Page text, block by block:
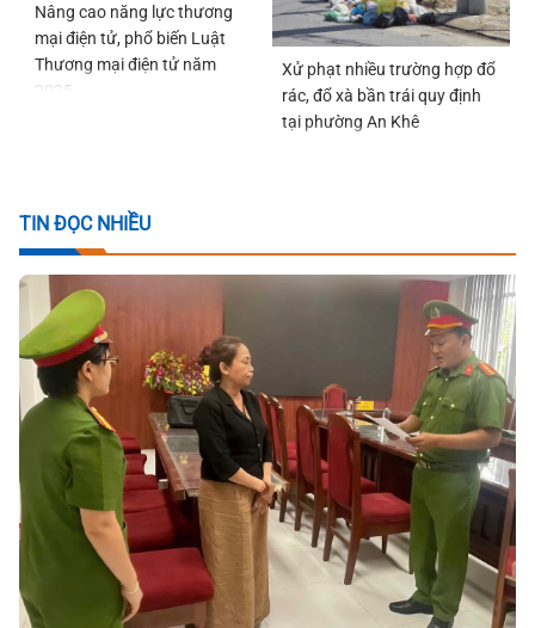
Nâng cao năng lực thương
mại điện tử, phổ biến Luật
Thương mại điện tử năm
2025
Xử phạt nhiều trường hợp đổ
rác, đổ xà bần trái quy định
tại phường An Khê
TIN ĐỌC NHIỀU